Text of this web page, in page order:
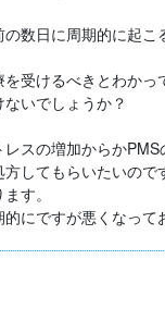
数日に周期的に起
受けるべきとわか
いでしょうか？
スの増加からか
してもらいたいの
す。
にですが悪くなっ